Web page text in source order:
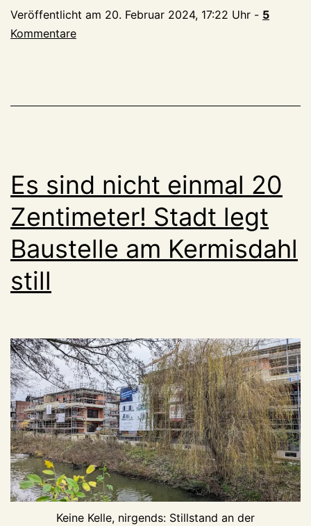
Veröffentlicht am 20. Februar 2024, 17:22 Uhr - 5
Kommentare
Es sind nicht einmal 20
Zentimeter! Stadt legt
Baustelle am Kermisdahl
still
Keine Kelle, nirgends: Stillstand an der